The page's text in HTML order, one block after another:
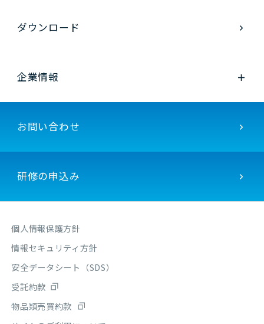
ダウンロード
企業情報
お問い合わせ
研修の申込み
個人情報保護方針
情報セキュリティ方針
安全データシート（SDS）
受託約款
物品類売買約款